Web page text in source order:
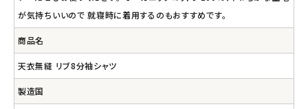
が気持ちいいので 就寝時に着用するのもおすすめです。
商品名
天衣無縫 リブ8分袖シャツ
製造国